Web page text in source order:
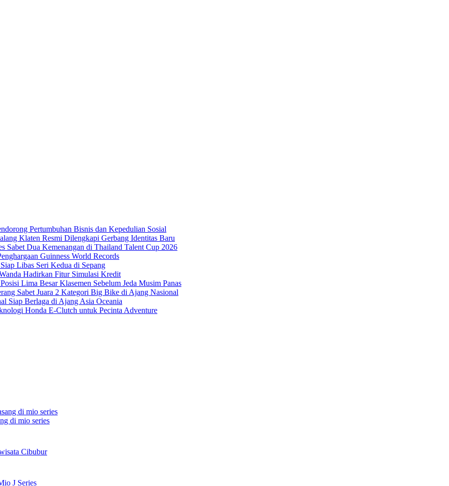
Pertumbuhan Bisnis dan Kepedulian Sosial
Klaten Resmi Dilengkapi Gerbang Identitas Baru
Sabet Dua Kemenangan di Thailand Talent Cup 2026
Guinness World Records
Libas Seri Kedua di Sepang
Hadirkan Fitur Simulasi Kredit
Lima Besar Klasemen Sebelum Jeda Musim Panas
Sabet Juara 2 Kategori Big Bike di Ajang Nasional
Siap Berlaga di Ajang Asia Oceania
Honda E-Clutch untuk Pecinta Adventure
di mio series
Cibubur
J Series